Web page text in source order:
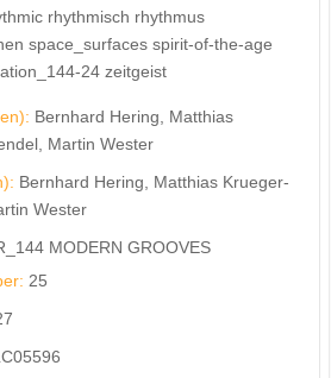
rhythmisch rhythmus
space_surfaces spirit-of-the-age
24 zeitgeist
Bernhard Hering, Matthias
Martin Wester
Bernhard Hering, Matthias Krueger-
Wester
MODERN GROOVES
25